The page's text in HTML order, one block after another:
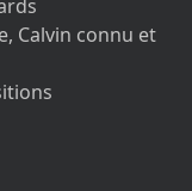
Calvin connu et